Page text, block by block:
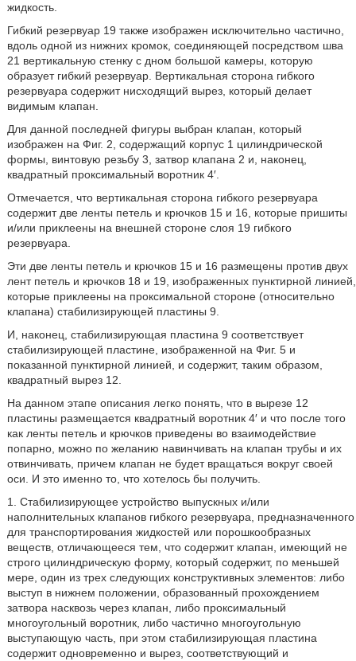
жидкость.
Гибкий резервуар 19 также изображен исключительно частично,
вдоль одной из нижних кромок, соединяющей посредством шва
21 вертикальную стенку с дном большой камеры, которую
образует гибкий резервуар. Вертикальная сторона гибкого
резервуара содержит нисходящий вырез, который делает
видимым клапан.
Для данной последней фигуры выбран клапан, который
изображен на Фиг. 2, содержащий корпус 1 цилиндрической
формы, винтовую резьбу 3, затвор клапана 2 и, наконец,
квадратный проксимальный воротник 4′.
Отмечается, что вертикальная сторона гибкого резервуара
содержит две ленты петель и крючков 15 и 16, которые пришиты
и/или приклеены на внешней стороне слоя 19 гибкого
резервуара.
Эти две ленты петель и крючков 15 и 16 размещены против двух
лент петель и крючков 18 и 19, изображенных пунктирной линией,
которые приклеены на проксимальной стороне (относительно
клапана) стабилизирующей пластины 9.
И, наконец, стабилизирующая пластина 9 соответствует
стабилизирующей пластине, изображенной на Фиг. 5 и
показанной пунктирной линией, и содержит, таким образом,
квадратный вырез 12.
На данном этапе описания легко понять, что в вырезе 12
пластины размещается квадратный воротник 4′ и что после того
как ленты петель и крючков приведены во взаимодействие
попарно, можно по желанию навинчивать на клапан трубы и их
отвинчивать, причем клапан не будет вращаться вокруг своей
оси. И это именно то, что хотелось бы получить.
1. Стабилизирующее устройство выпускных и/или
наполнительных клапанов гибкого резервуара, предназначенного
для транспортирования жидкостей или порошкообразных
веществ, отличающееся тем, что содержит клапан, имеющий не
строго цилиндрическую форму, который содержит, по меньшей
мере, один из трех следующих конструктивных элементов: либо
выступ в нижнем положении, образованный прохождением
затвора насквозь через клапан, либо проксимальный
многоугольный воротник, либо частично многоугольную
выступающую часть, при этом стабилизирующая пластина
содержит одновременно и вырез, соответствующий и